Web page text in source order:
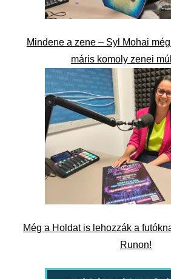
Mindene a zene – Syl Mohai
máris komoly zenei
Még a Holdat is lehozzák a
Runon!